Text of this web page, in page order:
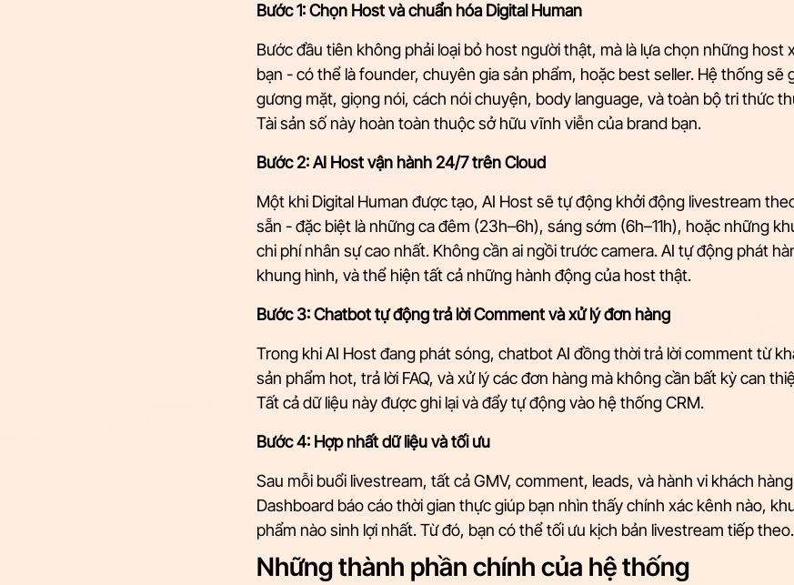
Bước 1: Chọn Host và chuẩn hóa Digital Human
Bước đầu tiên không phải loại bỏ host người thật, mà là lựa chọn những host
bạn - có thể là founder, chuyên gia sản phẩm, hoặc best seller. Hệ thống sẽ
gương mặt, giọng nói, cách nói chuyện, body language, và toàn bộ tri thức
Tài sản số này hoàn toàn thuộc sở hữu vĩnh viễn của brand bạn.
Bước 2: AI Host vận hành 24/7 trên Cloud
Một khi Digital Human được tạo, AI Host sẽ tự động khởi động livestream
sẵn - đặc biệt là những ca đêm (23h–6h), sáng sớm (6h–11h), hoặc những
chi phí nhân sự cao nhất. Không cần ai ngồi trước camera. AI tự động phát
khung hình, và thể hiện tất cả những hành động của host thật.
Bước 3: Chatbot tự động trả lời Comment và xử lý đơn hàng
Trong khi AI Host đang phát sóng, chatbot AI đồng thời trả lời comment từ
sản phẩm hot, trả lời FAQ, và xử lý các đơn hàng mà không cần bất kỳ can
Tất cả dữ liệu này được ghi lại và đẩy tự động vào hệ thống CRM.
Bước 4: Hợp nhất dữ liệu và tối ưu
Sau mỗi buổi livestream, tất cả GMV, comment, leads, và hành vi khách
Dashboard báo cáo thời gian thực giúp bạn nhìn thấy chính xác kênh nào,
phẩm nào sinh lợi nhất. Từ đó, bạn có thể tối ưu kịch bản livestream tiếp theo.
Những thành phần chính của hệ thống